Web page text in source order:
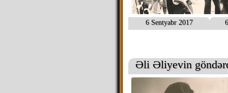
6 Sentyabr 2017
Əli Əliyevin